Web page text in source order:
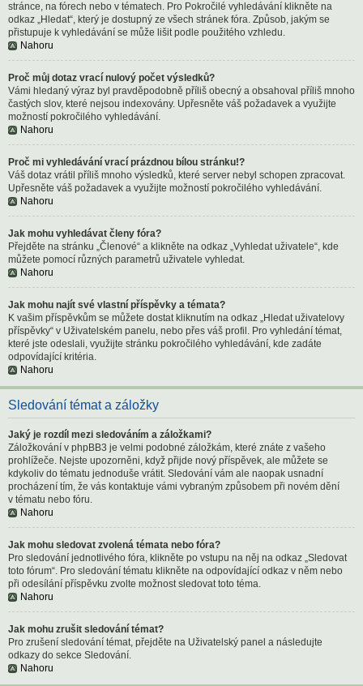
stránce, na fórech nebo v tématech. Pro Pokročilé vyhledávání klikněte na
odkaz „Hledat“, který je dostupný ze všech stránek fóra. Způsob, jakým se
přistupuje k vyhledávání se může lišit podle použitého vzhledu.
Nahoru
Proč můj dotaz vrací nulový počet výsledků?
Vámi hledaný výraz byl pravděpodobně příliš obecný a obsahoval příliš mnoho
častých slov, které nejsou indexovány. Upřesněte váš požadavek a využijte
možností pokročilého vyhledávání.
Nahoru
Proč mi vyhledávání vrací prázdnou bílou stránku!?
Váš dotaz vrátil příliš mnoho výsledků, které server nebyl schopen zpracovat.
Upřesněte váš požadavek a využijte možností pokročilého vyhledávání.
Nahoru
Jak mohu vyhledávat členy fóra?
Přejděte na stránku „Členové“ a klikněte na odkaz „Vyhledat uživatele“, kde
můžete pomocí různých parametrů uživatele vyhledat.
Nahoru
Jak mohu najít své vlastní příspěvky a témata?
K vašim příspěvkům se můžete dostat kliknutím na odkaz „Hledat uživatelovy
příspěvky“ v Uživatelském panelu, nebo přes váš profil. Pro vyhledání témat,
které jste odeslali, využijte stránku pokročilého vyhledávání, kde zadáte
odpovídající kritéria.
Nahoru
Sledování témat a záložky
Jaký je rozdíl mezi sledováním a záložkami?
Záložkování v phpBB3 je velmi podobné záložkám, které znáte z vašeho
prohlížeče. Nejste upozorněni, když přijde nový příspěvek, ale můžete se
kdykoliv do tématu jednoduše vrátit. Sledování vám ale naopak usnadní
procházení tím, že vás kontaktuje vámi vybraným způsobem při novém dění
v tématu nebo fóru.
Nahoru
Jak mohu sledovat zvolená témata nebo fóra?
Pro sledování jednotlivého fóra, klikněte po vstupu na něj na odkaz „Sledovat
toto fórum“. Pro sledování tématu klikněte na odpovídající odkaz v něm nebo
při odesílání příspěvku zvolte možnost sledovat toto téma.
Nahoru
Jak mohu zrušit sledování témat?
Pro zrušení sledování témat, přejděte na Uživatelský panel a následujte
odkazy do sekce Sledování.
Nahoru